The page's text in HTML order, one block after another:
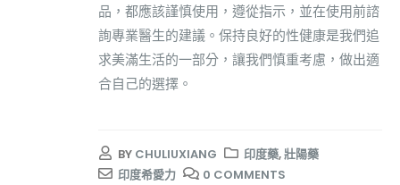
品，都應該謹慎使用，遵從指示，並在使用前諮
詢專業醫生的建議。保持良好的性健康是我們追
求美滿生活的一部分，讓我們慎重考慮，做出適
合自己的選擇。
BY CHULIUXIANG 印度藥,壯陽藥
印度希愛力
0 COMMENTS